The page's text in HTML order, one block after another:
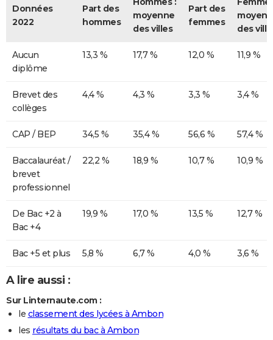
Données
2022
Part des
hommes
moyenne
des villes
Part des
femmes
des
Aucun
diplôme
13,3 % 17,7 % 12,0 % 11,9 %
Brevet des
collèges
4,4 % 4,3 % 3,3 % 3,4 %
CAP / BEP 34,5 % 35,4 % 56,6 % 57,4 %
Baccalauréat /
brevet
professionnel
22,2 % 18,9 % 10,7 % 10,9 %
De Bac +2 à
Bac +4
19,9 % 17,0 % 13,5 % 12,7 %
Bac +5 et plus 5,8 % 6,7 % 4,0 % 3,6 %
A lire aussi :
Sur Linternaute.com :
le classement des lycées à Ambon
les résultats du bac à Ambon